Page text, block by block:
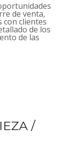
de venta,
con clientes
de los
de las
/